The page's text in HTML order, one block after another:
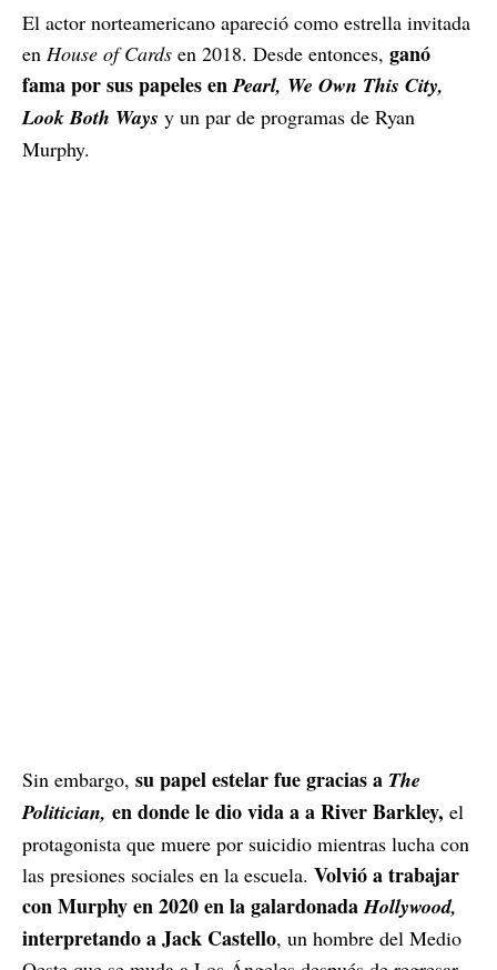
El actor norteamericano apareció como estrella invitada
en House of Cards en 2018. Desde entonces, ganó
fama por sus papeles enPearl, We Own This City,
Look Both Ways y un par de programas de Ryan
Murphy.
Sin embargo, su papel estelar fue gracias a The
Politician, en donde le dio vida a a River Barkley, el
protagonista que muere por suicidio mientras lucha con
las presiones sociales en la escuela. Volvió a trabajar
con Murphy en 2020 en la galardonadaHollywood,
interpretando a Jack Castello, un hombre del Medio